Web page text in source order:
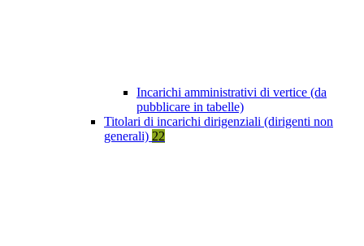
Incarichi amministrativi di vertice (da
pubblicare in tabelle)
Titolari di incarichi dirigenziali (dirigenti non
generali) 22